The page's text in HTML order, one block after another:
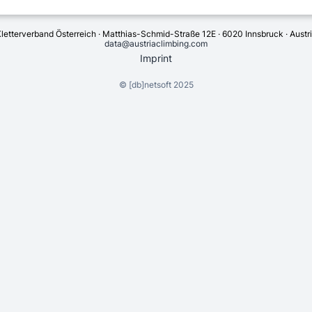
Österreich · Matthias-Schmid-Straße 12E · 6020 Innsbruck ·
data@austriaclimbing.com
Imprint
© [db]netsoft2025